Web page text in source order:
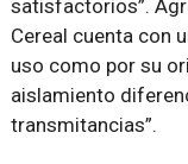
satisfactorios”.
Cereal cuenta con
uso como por su
aislamiento
transmitancias”.